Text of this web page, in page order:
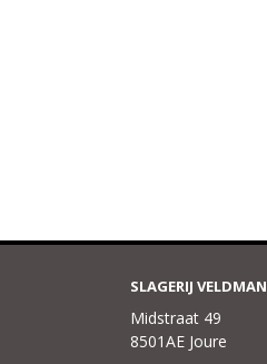
SLAGERIJ VELDMAN
Midstraat 49
8501AE Joure